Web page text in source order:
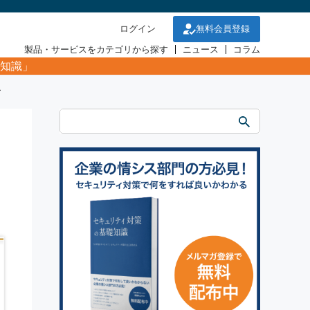
ログイン
無料会員登録
製品・サービスをカテゴリから探す
ニュース コラム
識」